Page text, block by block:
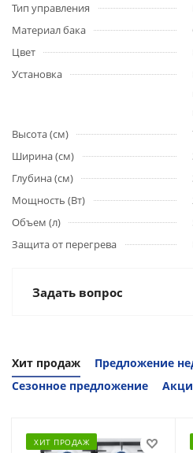
Тип управления
Материал бака
Цвет
Установка
Высота (см)
Ширина (см)
Глубина (см)
Мощность (Вт)
Объем (л)
Защита от перегрева
Задать вопрос
Хит продаж
Предложение
Сезонное предложение
ХИТ ПРОДАЖ